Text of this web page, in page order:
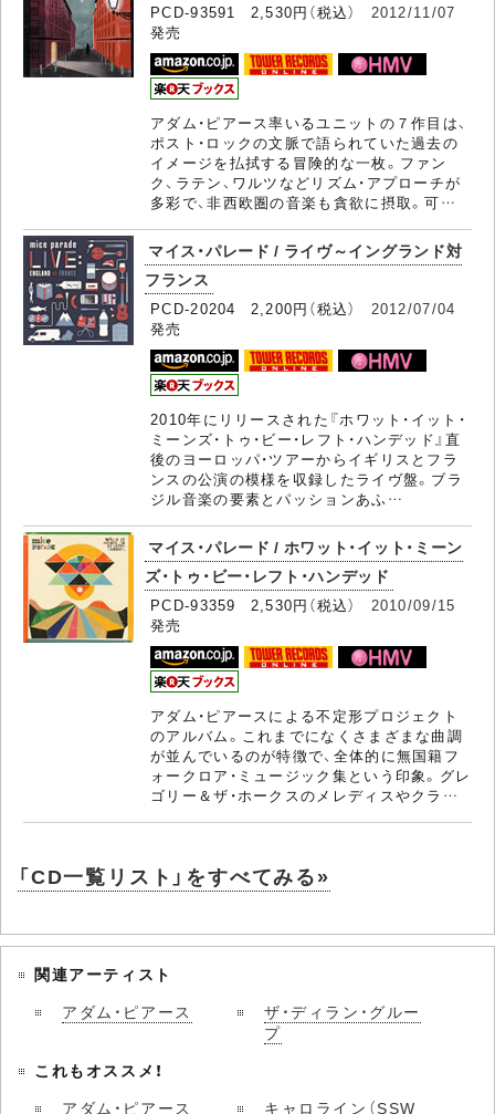
PCD-93591 2,530円（税込） 2012/11/07
発売
アダム・ピアース率いるユニットの７作目は、
ポスト・ロックの文脈で語られていた過去の
イメージを払拭する冒険的な一枚。ファン
ク、ラテン、ワルツなどリズム・アプローチが
多彩で、非西欧圏の音楽も貪欲に摂取。可…
マイス・パレード / ライヴ～イングランド対
フランス
PCD-20204 2,200円（税込） 2012/07/04
発売
2010年にリリースされた『ホワット・イット・
ミーンズ・トゥ・ビー・レフト・ハンデッド』直
後のヨーロッパ・ツアーからイギリスとフラ
ンスの公演の模様を収録したライヴ盤。ブラ
ジル音楽の要素とパッションあふ…
マイス・パレード / ホワット・イット・ミーン
ズ・トゥ・ビー・レフト・ハンデッド
PCD-93359 2,530円（税込） 2010/09/15
発売
アダム・ピアースによる不定形プロジェクト
のアルバム。これまでになくさまざまな曲調
が並んでいるのが特徴で、全体的に無国籍フ
ォークロア・ミュージック集という印象。グレ
ゴリー＆ザ・ホークスのメレディスやクラ…
「CD一覧リスト」をすべてみる»
関連アーティスト
アダム・ピアース
ザ・ディラン・グルー
プ
これもオススメ！
アダム・ピアース
キャロライン（SSW